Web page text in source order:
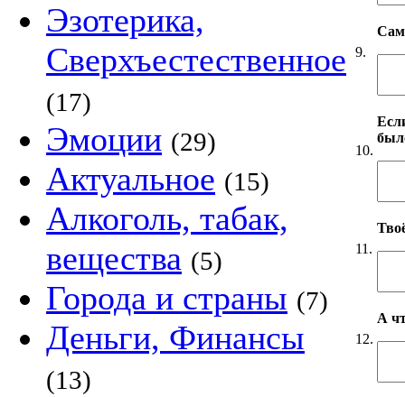
Эзотерика,
Сверхъестественное
(17)
Эмоции (29)
Актуальное (15)
Алкоголь, табак,
вещества (5)
Города и страны (7)
Деньги, Финансы
(13)
9.
10.
11.
12.
А